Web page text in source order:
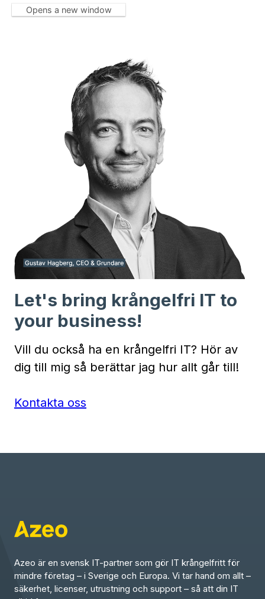
Opens a new window
Let's bring krångelfri IT to
your business!
Vill du också ha en krångelfri IT? Hör av
dig till mig så berättar jag hur allt går till!
Kontakta oss
Azeo är en svensk IT-partner som gör IT krångelfritt för
mindre företag – i Sverige och Europa. Vi tar hand om allt –
säkerhet, licenser, utrustning och support – så att din IT